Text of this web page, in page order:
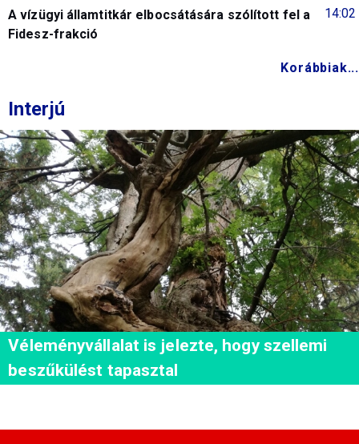
14:02
A vízügyi államtitkár elbocsátására szólított fel a
Fidesz-frakció
Korábbiak...
Interjú
Véleményvállalat is jelezte, hogy szellemi
beszűkülést tapasztal